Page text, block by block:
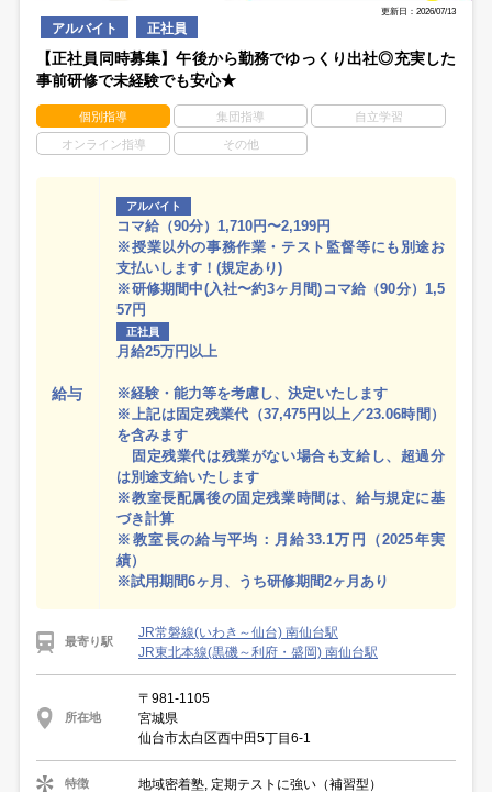
更新日：2026/07/13
アルバイト 正社員
【正社員同時募集】午後から勤務でゆっくり出社◎充実した
事前研修で未経験でも安心★
個別指導 集団指導 自立学習
オンライン指導 その他
給与
アルバイト
コマ給（90分）1,710円〜2,199円
※授業以外の事務作業・テスト監督等にも別途お
支払いします！(規定あり)
※研修期間中(入社〜約3ヶ月間)コマ給（90分）1,5
57円
正社員
月給25万円以上
※経験・能力等を考慮し、決定いたします
※上記は固定残業代（37,475円以上／23.06時間）
を含みます
固定残業代は残業がない場合も支給し、超過分
は別途支給いたします
※教室長配属後の固定残業時間は、給与規定に基
づき計算
※教室長の給与平均：月給33.1万円（2025年実
績）
※試用期間6ヶ月、うち研修期間2ヶ月あり
最寄り駅
JR常磐線(いわき～仙台) 南仙台駅
JR東北本線(黒磯～利府・盛岡) 南仙台駅
所在地
〒981-1105
宮城県
仙台市太白区西中田5丁目6-1
特徴 地域密着塾, 定期テストに強い（補習型）